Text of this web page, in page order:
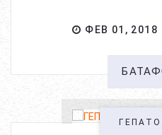
ФЕВ 01, 2018